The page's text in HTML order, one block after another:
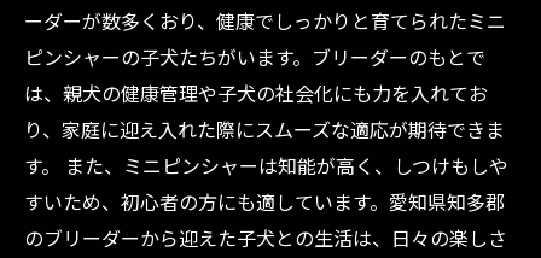
ーダーが数多くおり、健康でしっかりと育てられたミニ
ピンシャーの子犬たちがいます。ブリーダーのもとで
は、親犬の健康管理や子犬の社会化にも力を入れてお
り、家庭に迎え入れた際にスムーズな適応が期待できま
す。 また、ミニピンシャーは知能が高く、しつけもしや
すいため、初心者の方にも適しています。愛知県知多郡
のブリーダーから迎えた子犬との生活は、日々の楽しさ